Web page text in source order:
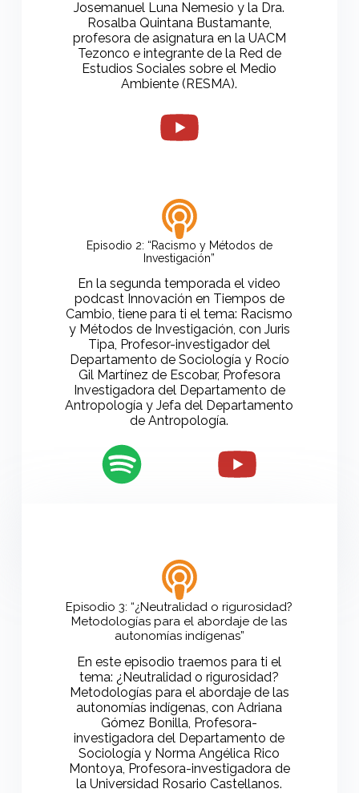
Josemanuel Luna Nemesio y la Dra.
Rosalba Quintana Bustamante,
profesora de asignatura en la UACM
Tezonco e integrante de la Red de
Estudios Sociales sobre el Medio
Ambiente (RESMA).
Episodio 2: “Racismo y Métodos de
Investigación”
En la segunda temporada el video
podcast Innovación en Tiempos de
Cambio, tiene para ti el tema: Racismo
y Métodos de Investigación, con Juris
Tipa, Profesor-investigador del
Departamento de Sociología y Rocío
Gil Martínez de Escobar, Profesora
Investigadora del Departamento de
Antropología y Jefa del Departamento
de Antropología.
Episodio 3: “¿Neutralidad o rigurosidad?
Metodologías para el abordaje de las
autonomías indígenas”
En este episodio traemos para ti el
tema: ¿Neutralidad o rigurosidad?
Metodologías para el abordaje de las
autonomías indígenas, con Adriana
Gómez Bonilla, Profesora-
investigadora del Departamento de
Sociología y Norma Angélica Rico
Montoya, Profesora-investigadora de
la Universidad Rosario Castellanos.